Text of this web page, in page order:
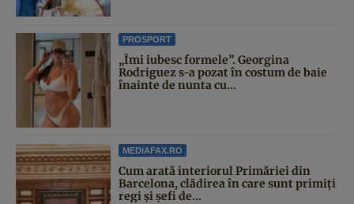
PROSPORT
„Îmi iubesc formele”. Georgina
Rodriguez s-a pozat în costum de baie
înainte de nunta cu...
MEDIAFAX.RO
Cum arată interiorul Primăriei din
Barcelona, clădirea în care sunt primiți
regi și șefi de...